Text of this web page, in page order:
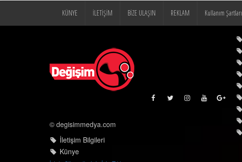
KÜNYE İLETİŞİM BİZE ULAŞIN REKLAM Kullanım Şartları
© degisimmedya.com
İletişim Bilgileri
Künye